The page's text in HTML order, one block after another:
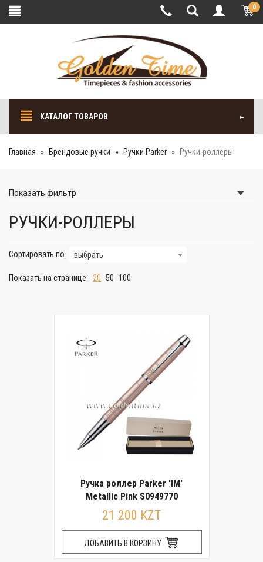
0
КАТАЛОГ ТОВАРОВ
Главная Брендовые ручки Ручки Parker Ручки-роллеры
Показать фильтр
РУЧКИ-РОЛЛЕРЫ
Сортировать по выбрать
Показать на странице: 20 50 100
Ручка роллер Parker 'IM'
Metallic Pink S0949770
21 200 KZT
ДОБАВИТЬ В КОРЗИНУ